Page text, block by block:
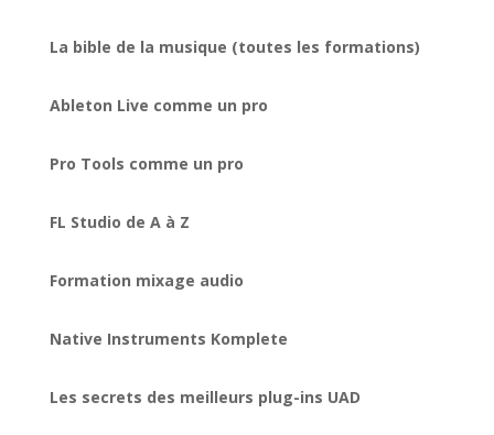
La bible de la musique (toutes les formations)
Ableton Live comme un pro
Pro Tools comme un pro
FL Studio de A à Z
Formation mixage audio
Native Instruments Komplete
Les secrets des meilleurs plug-ins UAD